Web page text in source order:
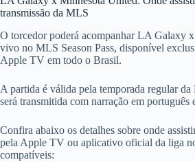
transmissão da MLS
O torcedor poderá acompanhar LA Galaxy
vivo no MLS Season Pass, disponível
Apple TV em todo o Brasil.
A partida é válida pela temporada regular
será transmitida com narração em português
Confira abaixo os detalhes sobre onde
pela Apple TV ou aplicativo oficial da liga
compatíveis: